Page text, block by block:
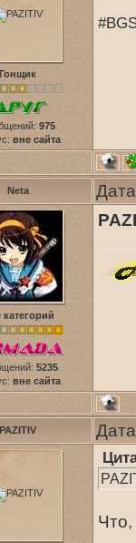
Гонщик
975
вне сайта
Neta
категорий
5235
вне сайта
PAZITIV